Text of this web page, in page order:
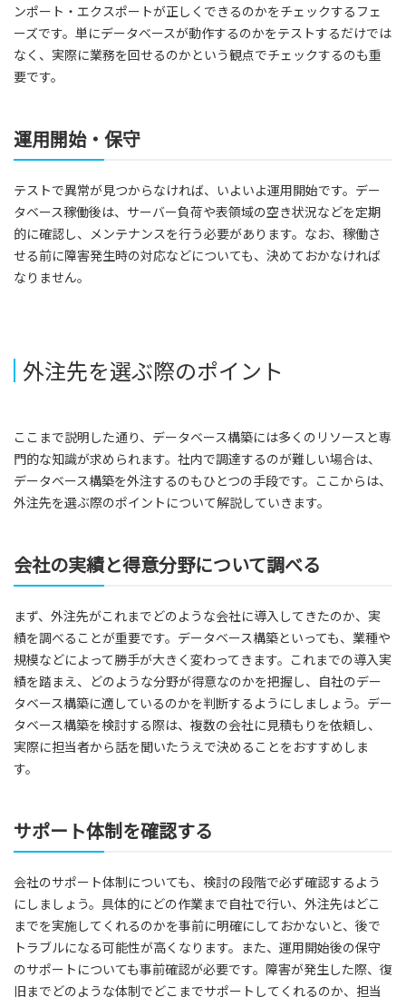
ンポート・エクスポートが正しくできるのかをチェックするフェ
ーズです。単にデータベースが動作するのかをテストするだけでは
なく、実際に業務を回せるのかという観点でチェックするのも重
要です。
運用開始・保守
テストで異常が見つからなければ、いよいよ運用開始です。デー
タベース稼働後は、サーバー負荷や表領域の空き状況などを定期
的に確認し、メンテナンスを行う必要があります。なお、稼働さ
せる前に障害発生時の対応などについても、決めておかなければ
なりません。
外注先を選ぶ際のポイント
ここまで説明した通り、データベース構築には多くのリソースと専
門的な知識が求められます。社内で調達するのが難しい場合は、
データベース構築を外注するのもひとつの手段です。ここからは、
外注先を選ぶ際のポイントについて解説していきます。
会社の実績と得意分野について調べる
まず、外注先がこれまでどのような会社に導入してきたのか、実
績を調べることが重要です。データベース構築といっても、業種や
規模などによって勝手が大きく変わってきます。これまでの導入実
績を踏まえ、どのような分野が得意なのかを把握し、自社のデー
タベース構築に適しているのかを判断するようにしましょう。デー
タベース構築を検討する際は、複数の会社に見積もりを依頼し、
実際に担当者から話を聞いたうえで決めることをおすすめしま
す。
サポート体制を確認する
会社のサポート体制についても、検討の段階で必ず確認するよう
にしましょう。具体的にどの作業まで自社で行い、外注先はどこ
までを実施してくれるのかを事前に明確にしておかないと、後で
トラブルになる可能性が高くなります。また、運用開始後の保守
のサポートについても事前確認が必要です。障害が発生した際、復
旧までどのような体制でどこまでサポートしてくれるのか、担当